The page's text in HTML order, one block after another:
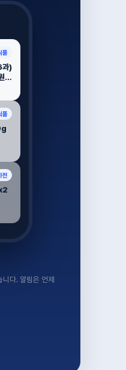
품
과)
/
품
전
다. 알림은 언제